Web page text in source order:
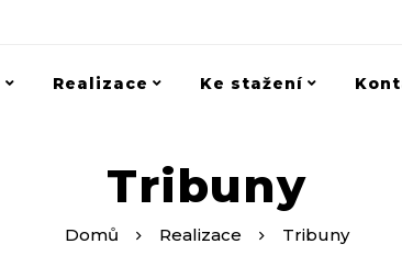
Realizace Ke stažení
Tribuny
Domů Realizace Tribuny